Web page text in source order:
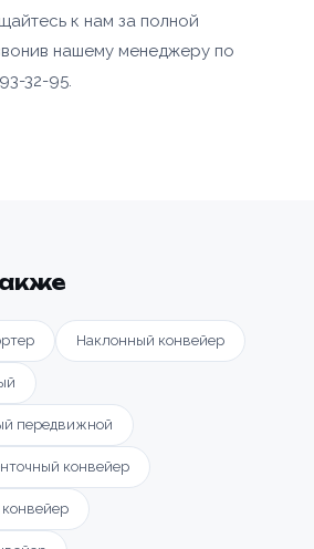
к нам за полной
нашему менеджеру по
32-95.
Наклонный конвейер
передвижной
конвейер